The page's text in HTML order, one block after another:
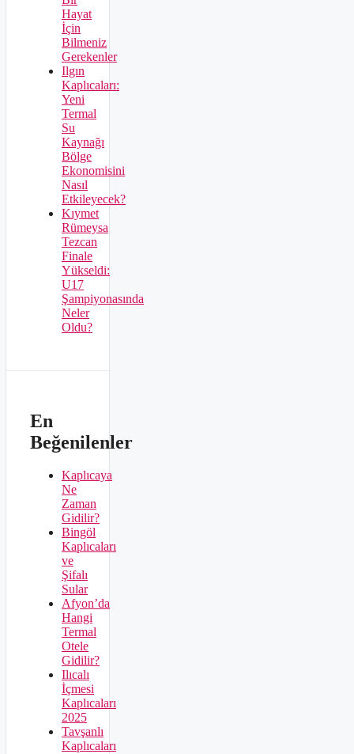
Hayat
İçin
Bilmeniz
Gerekenler
Ilgın
Kaplıcaları:
Yeni
Termal
Su
Kaynağı
Bölge
Ekonomisini
Nasıl
Etkileyecek?
Kıymet
Rümeysa
Tezcan
Finale
Yükseldi:
U17
Şampiyonasında
Neler
Oldu?
En
Beğenilenler
Kaplıcaya
Ne
Zaman
Gidilir?
Bingöl
Kaplıcaları
ve
Şifalı
Sular
Afyon’da
Hangi
Termal
Otele
Gidilir?
Ilıcalı
İçmesi
Kaplıcaları
2025
Tavşanlı
Kaplıcaları